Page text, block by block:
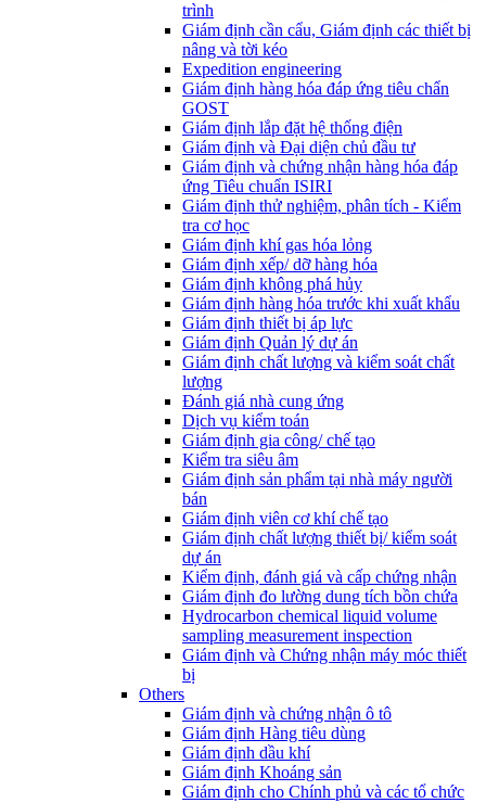
trình
Giám định cần cẩu, Giám định các thiết bị
nâng và tời kéo
Expedition engineering
Giám định hàng hóa đáp ứng tiêu chẩn
GOST
Giám định lắp đặt hệ thống điện
Giám định và Đại diện chủ đầu tư
Giám định và chứng nhận hàng hóa đáp
ứng Tiêu chuẩn ISIRI
Giám định thử nghiệm, phân tích - Kiểm
tra cơ học
Giám định khí gas hóa lỏng
Giám định xếp/ dỡ hàng hóa
Giám định không phá hủy
Giám định hàng hóa trước khi xuất khẩu
Giám định thiết bị áp lực
Giám định Quản lý dự án
Giám định chất lượng và kiểm soát chất
lượng
Đánh giá nhà cung ứng
Dịch vụ kiểm toán
Giám định gia công/ chế tạo
Kiểm tra siêu âm
Giám định sản phẩm tại nhà máy người
bán
Giám định viên cơ khí chế tạo
Giám định chất lượng thiết bị/ kiểm soát
dự án
Kiểm định, đánh giá và cấp chứng nhận
Giám định đo lường dung tích bồn chứa
Hydrocarbon chemical liquid volume
sampling measurement inspection
Giám định và Chứng nhận máy móc thiết
bị
Others
Giám định và chứng nhận ô tô
Giám định Hàng tiêu dùng
Giám định dầu khí
Giám định Khoáng sản
Giám định cho Chính phủ và các tổ chức